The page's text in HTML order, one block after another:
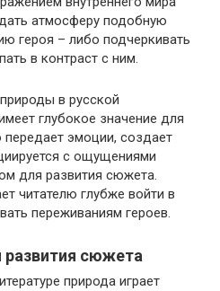
атмосферу подобную
героя – либо подчеркивать
в контраст с ним.
в русской
глубокое значение для
эмоции, создает
с ощущениями
для развития сюжета.
читателю глубже войти в
переживаниям героев.
сюжета
природа играет